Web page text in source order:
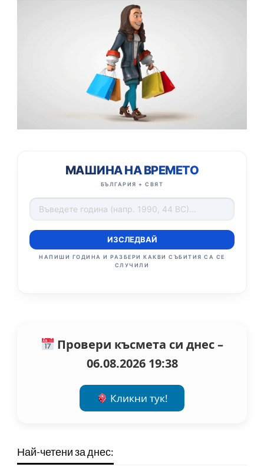
МАШИНА НА ВРЕМЕТО
БЪЛГАРИЯ + СВЯТ
ИЗСЛЕДВАЙ
НАПИШИ ГОДИНА И РАЗБЕРИ КАКВИ СЪБИТИЯ СА СЕ
СЛУЧИЛИ
Провери късмета си днес –
06.08.2026 19:38
Кликни тук!
Най-четени за днес: